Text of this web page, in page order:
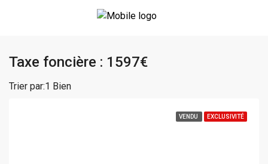
Taxe foncière : 1597€
1 Bien
Trier par:
VENDU EXCLUSIVITÉ